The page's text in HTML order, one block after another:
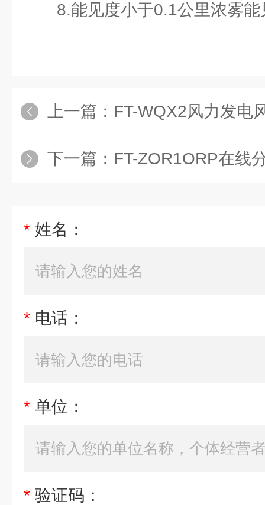
8.能见度小于0.1公里浓雾能
上一篇： FT-WQX2风力发电
下一篇： FT-ZOR1ORP在线
* 姓名：
* 电话：
* 单位：
* 验证码：